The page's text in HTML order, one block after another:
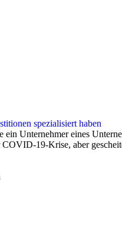
spezialisiert haben
Unternehmer eines
19-Krise, aber